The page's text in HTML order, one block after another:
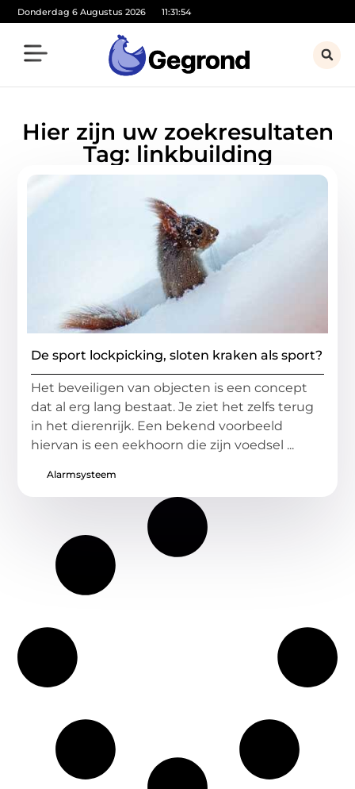
Donderdag 6 Augustus 2026 11:31:54
Hier zijn uw zoekresultaten
Tag: linkbuilding
De sport lockpicking, sloten kraken als sport?
Het beveiligen van objecten is een concept
dat al erg lang bestaat. Je ziet het zelfs terug
in het dierenrijk. Een bekend voorbeeld
hiervan is een eekhoorn die zijn voedsel ...
Alarmsysteem